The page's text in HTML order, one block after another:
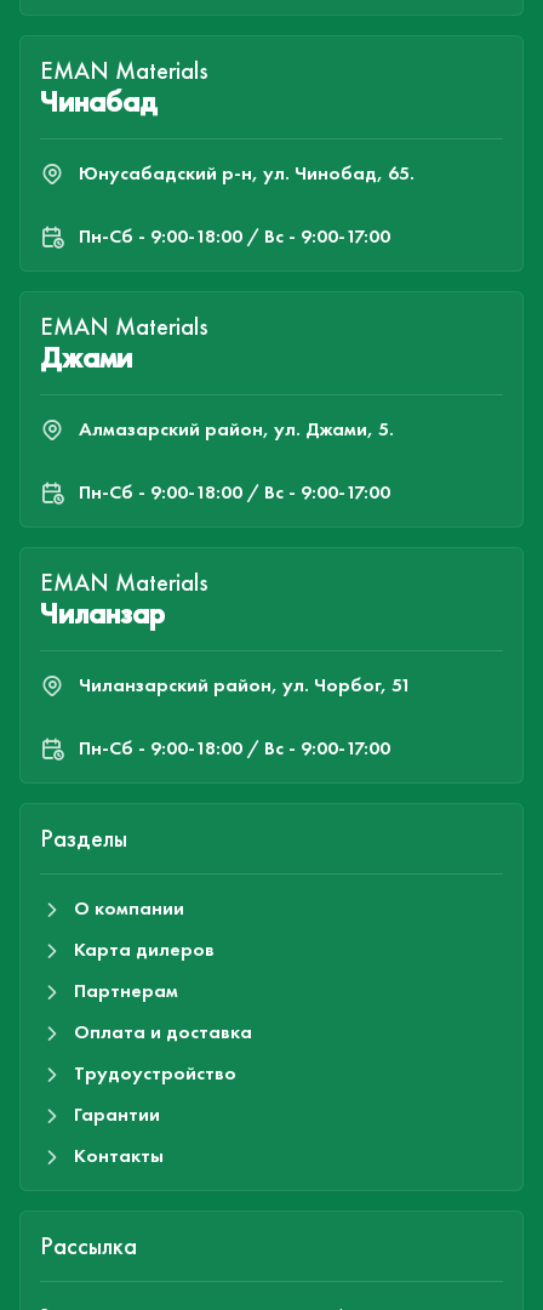
EMAN Materials
Чинабад
Юнусабадский р-н, ул. Чинобад, 65.
Пн-Cб - 9:00-18:00 / Вс - 9:00-17:00
EMAN Materials
Джами
Алмазарский район, ул. Джами, 5.
Пн-Cб - 9:00-18:00 / Вс - 9:00-17:00
EMAN Materials
Чиланзар
Чиланзарский район, ул. Чорбог, 51
Пн-Cб - 9:00-18:00 / Вс - 9:00-17:00
Разделы
О компании
Карта дилеров
Партнерам
Оплата и доставка
Трудоустройство
Гарантии
Контакты
Рассылка